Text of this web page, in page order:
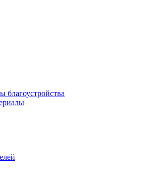
благоустройства